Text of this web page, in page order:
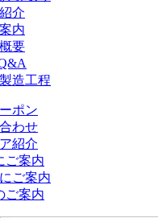
介
内
要
造工程
ポン
わせ
紹介
ご案内
ご案内
ご案内